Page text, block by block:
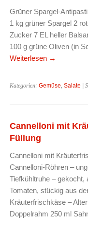
Grüner Spargel-
1 kg grüner Spargel 2
Zucker 7 EL heller
100 g grüne Oliven (in
Weiterlesen →
Kategorien: Gemüse Salate |
Cannelloni mit
Füllung
Cannelloni mit
Cannelloni-Röhren –
Tiefkühltruhe –
Tomaten, stückig aus
Kräuterfrischkäse –
Doppelrahm 250 ml